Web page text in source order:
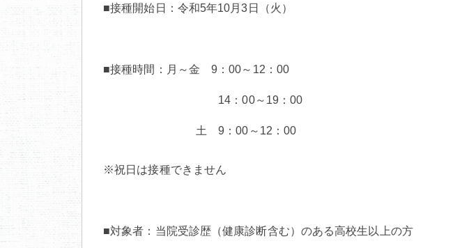
■接種開始日：令和5年10月3日（火）
■接種時間：月～金 9：00～12：00
14：00～19：00
土 9：00～12：00
※祝日は接種できません
■対象者：当院受診歴（健康診断含む）のある高校生以上の方